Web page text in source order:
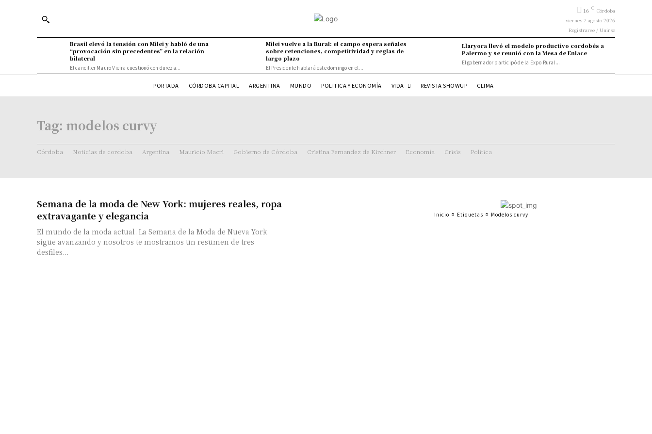
16 C Córdoba
viernes 7 agosto 2026
Registrarse / Unirse
Brasil elevó la tensión con Milei y habló de una
“provocación sin precedentes” en la relación
bilateral
El canciller Mauro Vieira cuestionó con dureza...
Milei vuelve a la Rural: el campo espera señales
sobre retenciones, competitividad y reglas de
largo plazo
El Presidente hablará este domingo en el...
Llaryora llevó el modelo productivo cordobés a
Palermo y se reunió con la Mesa de Enlace
El gobernador participó de la Expo Rural...
PORTADA CÓRDOBA CAPITAL ARGENTINA MUNDO POLITICA Y ECONOMÍA VIDA REVISTA SHOWUP CLIMA
Tag: modelos curvy
Córdoba Noticias de cordoba Argentina Mauricio Macri Gobierno de Córdoba Cristina Fernandez de Kirchner Economía Crisis Politica
Semana de la moda de New York: mujeres reales, ropa
extravagante y elegancia
El mundo de la moda actual. La Semana de la Moda de Nueva York
sigue avanzando y nosotros te mostramos un resumen de tres
desfiles...
Inicio Etiquetas Modelos curvy